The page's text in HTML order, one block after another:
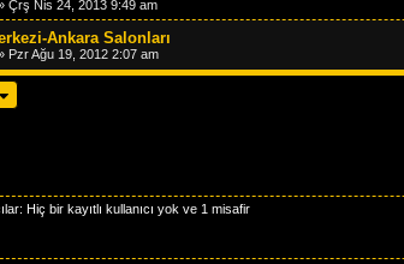
Çrş Nis 24, 2013 9:49 am
Ankara Salonları
Pzr Ağu 19, 2012 2:07 am
Hiç bir kayıtlı kullanıcı yok ve 1 misafir